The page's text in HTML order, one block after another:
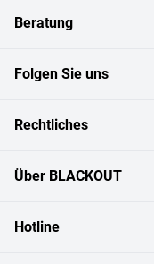
Beratung
Folgen Sie uns
Rechtliches
Über BLACKOUT
Hotline